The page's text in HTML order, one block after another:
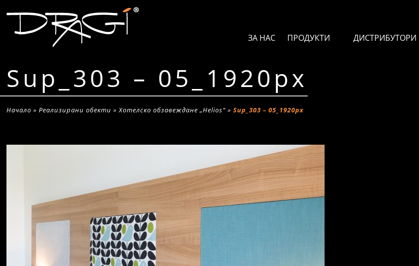
ЗА НАС ПРОДУКТИ ДИСТРИБУТОРИ
Sup_303 – 05_1920px
Начало »Реализирани обекти »Хотелско обзавеждане „Helios“ »Sup_303 – 05_1920px